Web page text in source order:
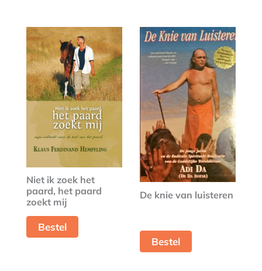
Niet ik zoek het
paard, het paard
zoekt mij
Bestel
De knie van luisteren
Bestel